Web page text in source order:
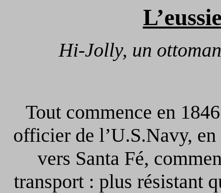
Hi-Jolly, un
Tout commence en
officier de l’U.S.Navy,
vers Santa Fé,
transport : plus résistant